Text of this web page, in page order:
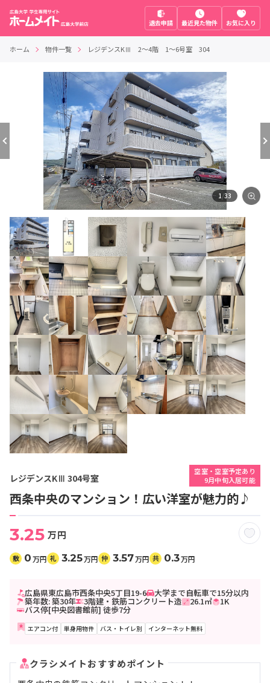
退去申請 最近見た物件 お気に入り
ホーム 物件一覧 レジデンスKⅢ 2～4階 1～6号室 304
1/33
レジデンスKⅢ 304号室
西条中央のマンション！広い洋室が魅力的♪
空室・空室予定あり
9月中旬入居可能
3.25 万円
敷 0万円 礼 3.25万円 仲 3.57万円 共 0.3万円
広島県東広島市西条中央5丁目19-6 大学まで自転車で15分以内
築年数: 築30年 3階建・鉄筋コンクリート造 26.1㎡ 1K
バス停[中央図書館前] 徒歩7分
エアコン付 単身用物件 バス・トイレ別 インターネット無料
クラシメイトおすすめポイント